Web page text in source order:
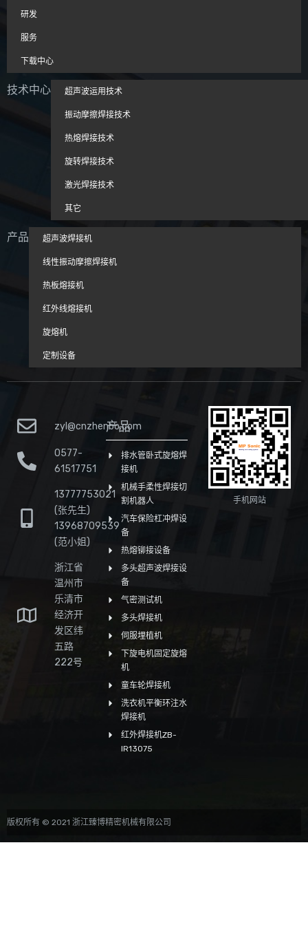
研发
服务
下载中心
技术中心 超声波运用技术
振动摩擦焊接技术
热熔焊接技术
旋转焊接技术
激光焊接技术
其它
产品 超声波焊接机
线性振动摩擦焊接机
热板熔接机
红外线熔接机
旋熔机
定制设备
zyl@cnzhenbo.com
0577-
61517751
13777753021
(张先生)
13968709539
(范小姐)
浙江省
温州市
乐清市
经济开
发区纬
五路
222号
产品
排水管卧式旋熔焊
接机
机械手柔性焊接切
割机器人
汽车保险杠冲焊设
备
热熔铆接设备
多头超声波焊接设
备
气密测试机
多头焊接机
伺服埋植机
下旋电机固定旋熔
机
童车轮焊接机
洗衣机平衡环注水
焊接机
红外焊接机ZB-
IR13075
手机网站
版权所有 © 2021 浙江臻博精密机械有限公司